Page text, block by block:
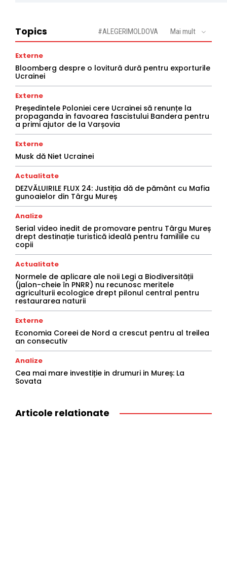
Topics #ALEGERIMOLDOVA Mai mult
Externe
Bloomberg despre o lovitură dură pentru exporturile
Ucrainei
Externe
Președintele Poloniei cere Ucrainei să renunțe la
propaganda in favoarea fascistului Bandera pentru
a primi ajutor de la Varșovia
Externe
Musk dă Niet Ucrainei
Actualitate
DEZVĂLUIRILE FLUX 24: Justiția dă de pământ cu Mafia
gunoaielor din Târgu Mureș
Analize
Serial video inedit de promovare pentru Târgu Mureș
drept destinație turistică ideală pentru familiile cu
copii
Actualitate
Normele de aplicare ale noii Legi a Biodiversității
(jalon-cheie în PNRR) nu recunosc meritele
agriculturii ecologice drept pilonul central pentru
restaurarea naturii
Externe
Economia Coreei de Nord a crescut pentru al treilea
an consecutiv
Analize
Cea mai mare investiție in drumuri in Mureș: La
Sovata
Articole relationate